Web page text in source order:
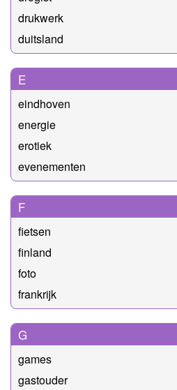
drukwerk
duitsland
E
eindhoven
energie
erotiek
evenementen
F
fietsen
finland
foto
frankrijk
G
games
gastouder